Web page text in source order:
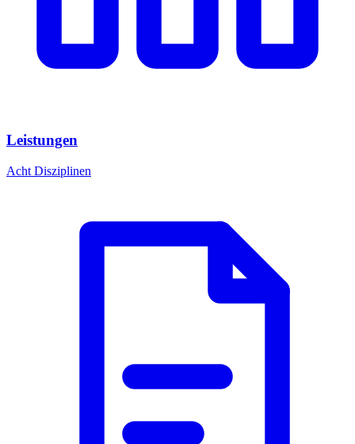
Leistungen
Acht Disziplinen